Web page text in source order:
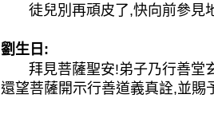
徒兒別再頑皮了,快向前參見
劉生日:
拜見菩薩聖安!弟子乃行善堂玄
還望菩薩開示行善道義真詮,並賜